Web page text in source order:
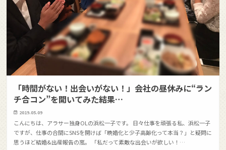
「時間がない！出会いがない！」会社の昼休みに“ラン
チ合コン”を開いてみた結果…
2019.05.09
こんにちは、アラサー独身OLの浜松一子です。 日々仕事を頑張る私、浜松一子
ですが、仕事の合間にSNSを開けば「晩婚化と少子高齢化って本当？」と疑問に
思うほど結婚&出産報告の嵐。 「私だって素敵な出会いが欲しい！…